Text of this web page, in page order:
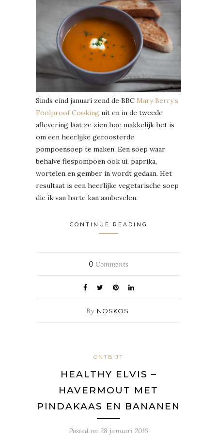
Sinds eind januari zend de BBC Mary Berry’s
Foolproof Cooking uit en in de tweede
aflevering laat ze zien hoe makkelijk het is
om een heerlijke geroosterde
pompoensoep te maken. Een soep waar
behalve flespompoen ook ui, paprika,
wortelen en gember in wordt gedaan. Het
resultaat is een heerlijke vegetarische soep
die ik van harte kan aanbevelen.
CONTINUE READING
0 Comments
By NOSKOS
ONTBIJT
HEALTHY ELVIS –
HAVERMOUT MET
PINDAKAAS EN BANANEN
Posted on 28 januari 2016